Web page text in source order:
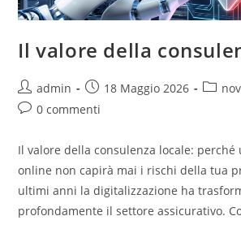
Il valore della
admin 18 Maggio 2026
0 commenti
Il valore della consulenza locale:
online non capirà mai i rischi della tua
ultimi anni la digitalizzazione ha
profondamente il settore assicurativo.